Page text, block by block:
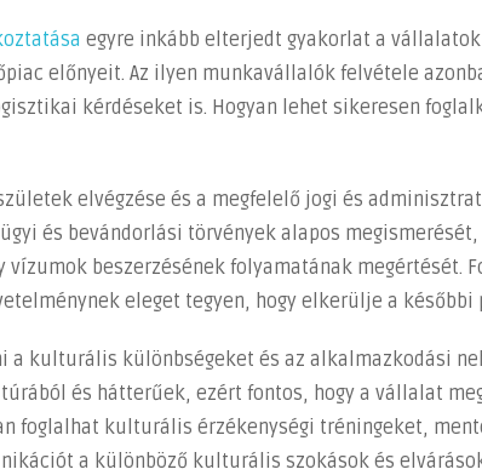
alkalmazása:
Tippek
és
egyre inkább elterjedt gyakorlat a
előnyeit. Az ilyen munkavállalók felvétele
kérdéseket is. Hogyan lehet sikeresen
elvégzése és a megfelelő jogi és
és bevándorlási törvények alapos
beszerzésének folyamatának megértését.
eleget tegyen, hogy elkerülje a
a kulturális különbségeket és az alkalmazkodási
és hátterűek, ezért fontos, hogy a vállalat
foglalhat kulturális érzékenységi tréningeket,
a különböző kulturális szokások és